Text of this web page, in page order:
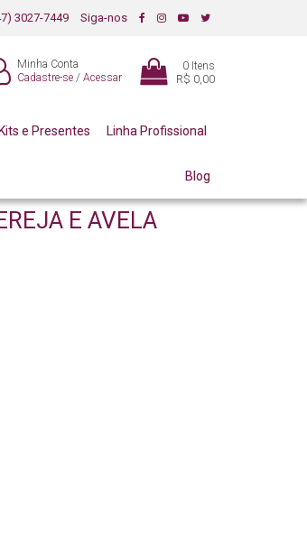
3027-7449 Siga-nos
Minha Conta
Cadastre-se / Acessar
0 Itens
R$ 0,00
Kits e Presentes Linha Profissional
Blog
E AVELA